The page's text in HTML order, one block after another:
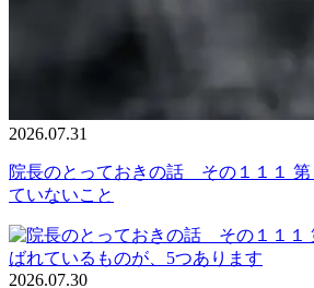
2026.07.31
院長のとっておきの話 その１１１
ていないこと
2026.07.30